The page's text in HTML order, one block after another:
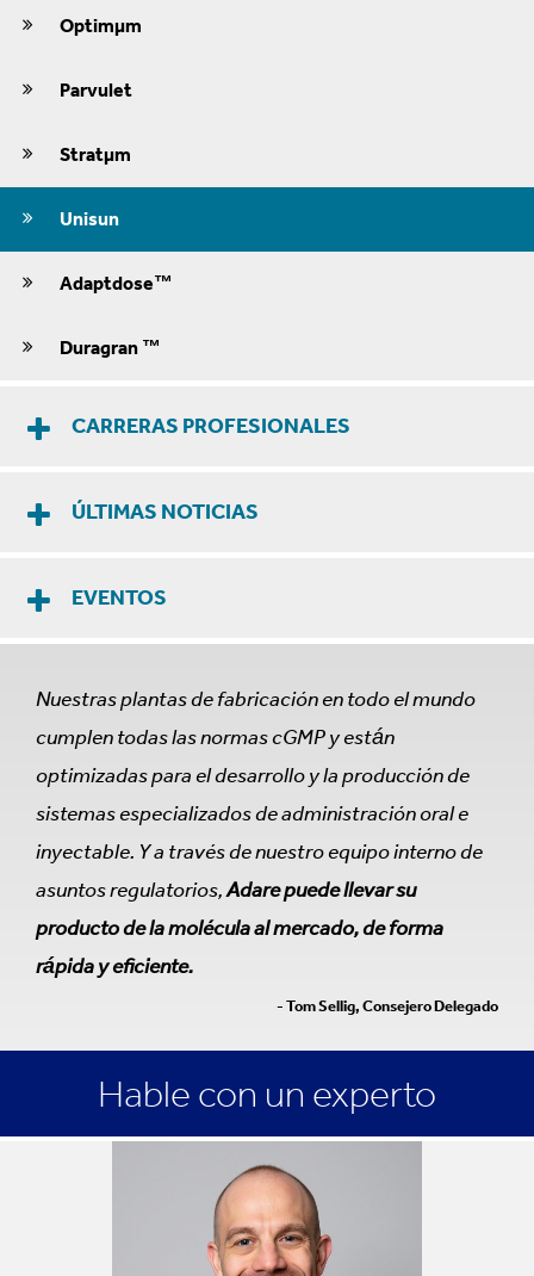
Optimμm
Parvulet
Stratμm
Unisun
Adaptdose™
Duragran ™
CARRERAS PROFESIONALES
ÚLTIMAS NOTICIAS
EVENTOS
Nuestras plantas de fabricación en todo el mundo
cumplen todas las normas cGMP y están
optimizadas para el desarrollo y la producción de
sistemas especializados de administración oral e
inyectable. Y a través de nuestro equipo interno de
asuntos regulatorios,Adare puede llevar su
producto de la molécula al mercado, de forma
rápida y eficiente.
- Tom Sellig, Consejero Delegado
Hable con un experto